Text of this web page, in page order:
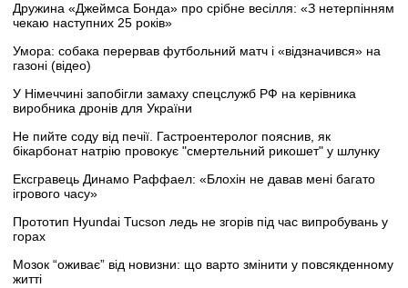
Дружина «Джеймса Бонда» про срібне весілля: «З нетерпінням
чекаю наступних 25 років»
Умора: собака перервав футбольний матч і «відзначився» на
газоні (відео)
У Німеччині запобігли замаху спецслужб РФ на керівника
виробника дронів для України
Не пийте соду від печії. Гастроентеролог пояснив, як
бікарбонат натрію провокує "смертельний рикошет" у шлунку
Ексгравець Динамо Раффаел: «Блохін не давав мені багато
ігрового часу»
Прототип Hyundai Tucson ледь не згорів під час випробувань у
горах
Мозок “оживає” від новизни: що варто змінити у повсякденному
житті